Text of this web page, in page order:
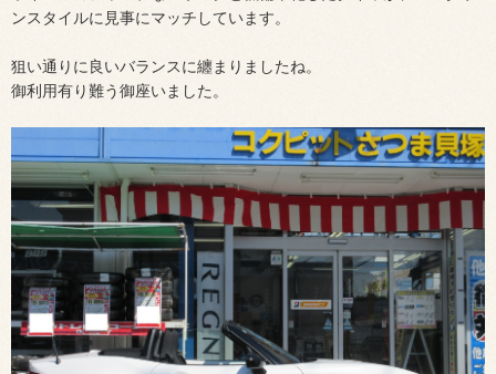
ンスタイルに見事にマッチしています。
狙い通りに良いバランスに纏まりましたね。
御利用有り難う御座いました。